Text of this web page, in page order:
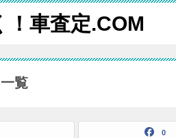
！車査定.COM
覧
0